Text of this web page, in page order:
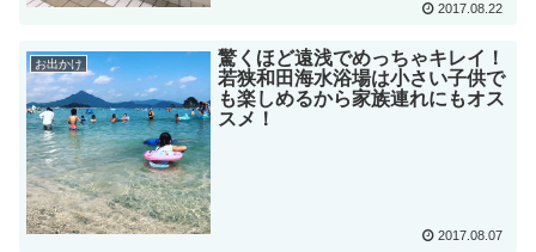
2017.08.22
お出かけ
驚くほど遠浅でめっちゃキレイ！
若狭和田海水浴場は小さい子供で
も楽しめるから家族連れにもオス
スメ！
2017.08.07